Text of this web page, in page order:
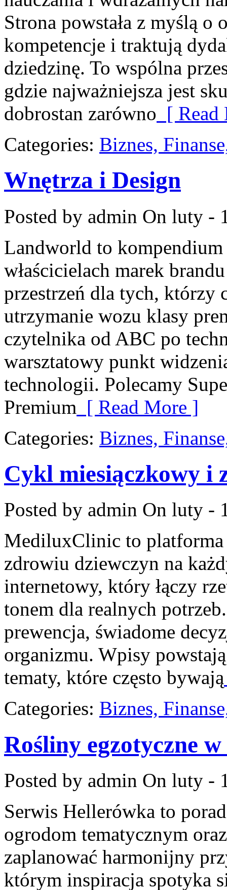
Strona powstała z myślą o
kompetencje i traktują
dziedzinę. To wspólna
gdzie najważniejsza jest
dobrostan zarówno [ Read
Categories: Biznes,
Wnętrza i Design
Posted by admin On luty -
Landworld to
właścicielach marek
przestrzeń dla tych, którzy
utrzymanie wozu klasy
czytelnika od ABC po
warsztatowy punkt
technologii. Polecamy
Premium [ Read More ]
Categories: Biznes,
Cykl miesiączkowy i
Posted by admin On luty -
MediluxClinic to platforma
zdrowiu dziewczyn na
internetowy, który łączy
tonem dla realnych
prewencja, świadome
organizmu. Wpisy
tematy, które często bywają
Categories: Biznes,
Rośliny egzotyczne
Posted by admin On luty -
Serwis Hellerówka to
ogrodom tematycznym
zaplanować harmonijny
którym inspiracja spotyka